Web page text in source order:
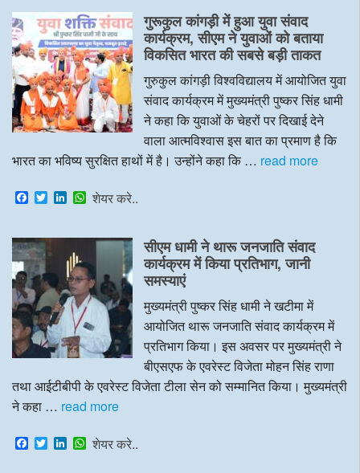
e
b
o
o
k
t
t
e
r
k
e
d
I
n
t
s
A
p
p
गुरूकुल कांगड़ी में हुआ युवा संवाद
कार्यक्रम, सीएम ने युवाओं को बताया
विकसित भारत की सबसे बड़ी ताकत
गुरुकुल कांगड़ी विश्वविद्यालय में आयोजित युवा
संवाद कार्यक्रम में मुख्यमंत्री पुष्कर सिंह धामी
ने कहा कि युवाओं के चेहरों पर दिखाई देने
वाला आत्मविश्वास इस बात का प्रमाण है कि
भारत का भविष्य सुरक्षित हाथों में है। उन्होंने कहा कि … read more
F
a
e
b
o
o
k
T
w
t
e
r
L
k
e
d
I
n
W
t
A
p
p
शेयर करे..
सीएम धामी ने थारू जनजाति संवाद
कार्यक्रम में किया प्रतिभाग, जानी
समस्याएं
मुख्यमंत्री पुष्कर सिंह धामी ने खटीमा में
आयोजित थारू जनजाति संवाद कार्यक्रम में
प्रतिभाग किया। इस अवसर पर मुख्यमंत्री ने
बीएसएफ के एवरेस्ट विजेता मोहन सिंह राणा
तथा आईटीबीपी के एवरेस्ट विजेता टीला सेन को सम्मानित किया। मुख्यमंत्री
ने कहा … read more
F
a
T
w
L W
शेयर करे..